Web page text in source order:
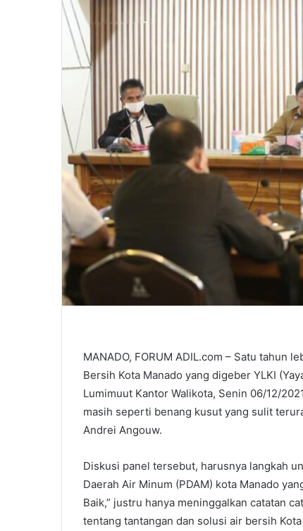
MANADO, FORUM ADIL.com – Satu tahun
Bersih Kota Manado yang digeber YLKI
Lumimuut Kantor Walikota, Senin 06/12/
masih seperti benang kusut yang sulit
Andrei Angouw.
Diskusi panel tersebut, harusnya langkah
Daerah Air Minum (PDAM) kota Manado
Baik,” justru hanya meninggalkan catatan
tentang tantangan dan solusi air bersih